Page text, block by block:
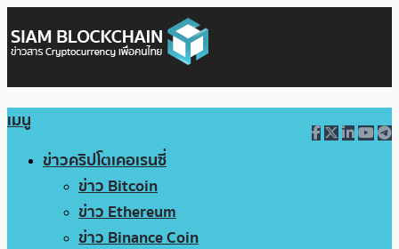
เมนู
ข่าวคริปโตเคอเรนซี่
ข่าว Bitcoin
ข่าว Ethereum
ข่าว Binance Coin